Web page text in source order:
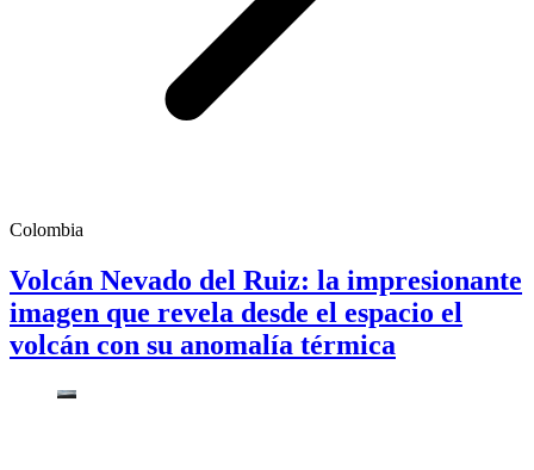
Colombia
Volcán Nevado del Ruiz: la impresionante
imagen que revela desde el espacio el
volcán con su anomalía térmica